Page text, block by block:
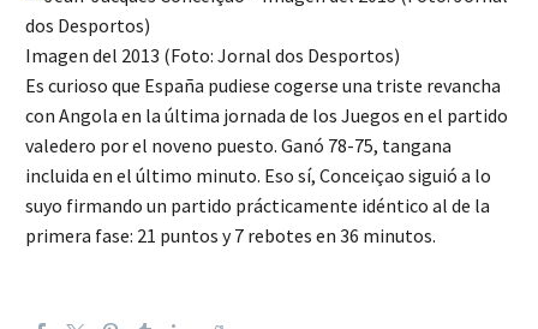
Imagen del 2013 (Foto: Jornal dos Desportos)
Es curioso que España pudiese cogerse una triste revancha
con Angola en la última jornada de los Juegos en el partido
valedero por el noveno puesto. Ganó 78-75, tangana
incluida en el último minuto. Eso sí, Conceiçao siguió a lo
suyo firmando un partido prácticamente idéntico al de la
primera fase: 21 puntos y 7 rebotes en 36 minutos.